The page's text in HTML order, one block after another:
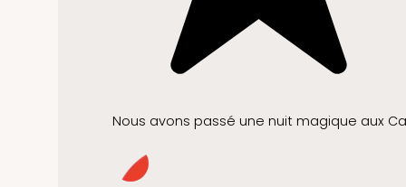
Nous avons passé une nuit magique aux